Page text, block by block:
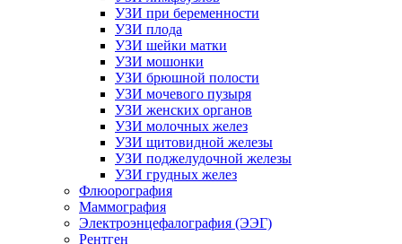
УЗИ при беременности
УЗИ плода
УЗИ шейки матки
УЗИ мошонки
УЗИ брюшной полости
УЗИ мочевого пузыря
УЗИ женских органов
УЗИ молочных желез
УЗИ щитовидной железы
УЗИ поджелудочной железы
УЗИ грудных желез
Флюорография
Маммография
Электроэнцефалография (ЭЭГ)
Рентген